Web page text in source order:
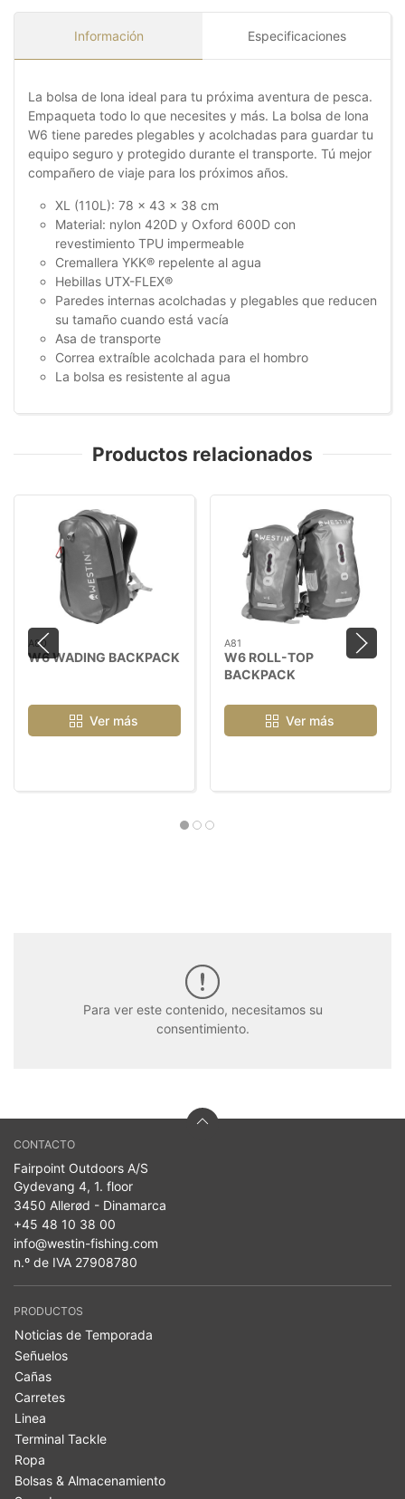
Información Especificaciones
La bolsa de lona ideal para tu próxima aventura de pesca.
Empaqueta todo lo que necesites y más. La bolsa de lona
W6 tiene paredes plegables y acolchadas para guardar tu
equipo seguro y protegido durante el transporte. Tú mejor
compañero de viaje para los próximos años.
XL (110L): 78 x 43 x 38 cm
Material: nylon 420D y Oxford 600D con
revestimiento TPU impermeable
Cremallera YKK® repelente al agua
Hebillas UTX-FLEX®
Paredes internas acolchadas y plegables que reducen
su tamaño cuando está vacía
Asa de transporte
Correa extraíble acolchada para el hombro
La bolsa es resistente al agua
Productos relacionados
A80
W6 WADING BACKPACK
Ver más
A81
W6 ROLL-TOP
BACKPACK
Ver más
Para ver este contenido, necesitamos su
consentimiento.
CONTACTO
Fairpoint Outdoors A/S
Gydevang 4, 1. floor
3450 Allerød - Dinamarca
+45 48 10 38 00
info@westin-fishing.com
n.º de IVA 27908780
PRODUCTOS
Noticias de Temporada
Señuelos
Cañas
Carretes
Linea
Terminal Tackle
Ropa
Bolsas & Almacenamiento